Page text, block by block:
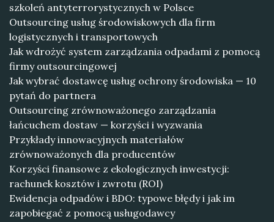
szkoleń antyterrorystycznych w Polsce
Outsourcing usług środowiskowych dla firm
logistycznych i transportowych
Jak wdrożyć system zarządzania odpadami z pomocą
firmy outsourcingowej
Jak wybrać dostawcę usług ochrony środowiska — 10
pytań do partnera
Outsourcing zrównoważonego zarządzania
łańcuchem dostaw — korzyści i wyzwania
Przykłady innowacyjnych materiałów
zrównoważonych dla producentów
Korzyści finansowe z ekologicznych inwestycji:
rachunek kosztów i zwrotu (ROI)
Ewidencja odpadów i BDO: typowe błędy i jak im
zapobiegać z pomocą usługodawcy